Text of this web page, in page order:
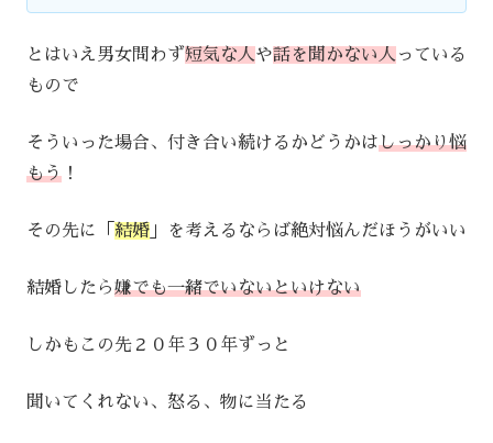
とはいえ男女問わず短気な人や話を聞かない人 っている
もので
そういった場合、付き合い続けるかどうかはしっかり悩
もう ！
その先に「 結婚 」を考えるならば絶対悩んだほうがいい
結婚したら嫌でも一緒でいないといけない
しかもこの先２０年３０年ずっと
聞いてくれない、怒る、物に当たる